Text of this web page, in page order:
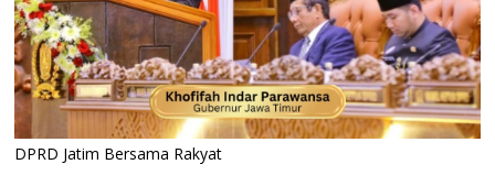
DPRD Jatim Bersama Rakyat